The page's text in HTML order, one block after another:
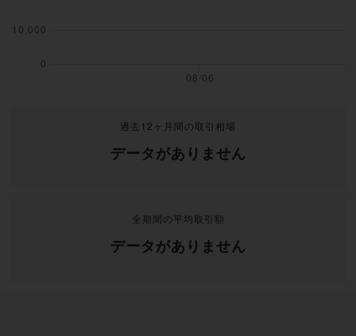
過去12ヶ月間の取引相場
データがありません
全期間の平均取引額
データがありません